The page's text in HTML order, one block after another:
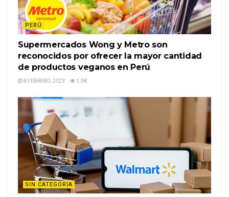
PERÚ
Supermercados Wong y Metro son
reconocidos por ofrecer la mayor cantidad
de productos veganos en Perú
8 FEBRERO, 2023 1.9K
SIN CATEGORÍA